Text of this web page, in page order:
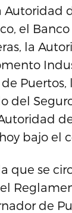
el
la
del
bajo el
que se
de